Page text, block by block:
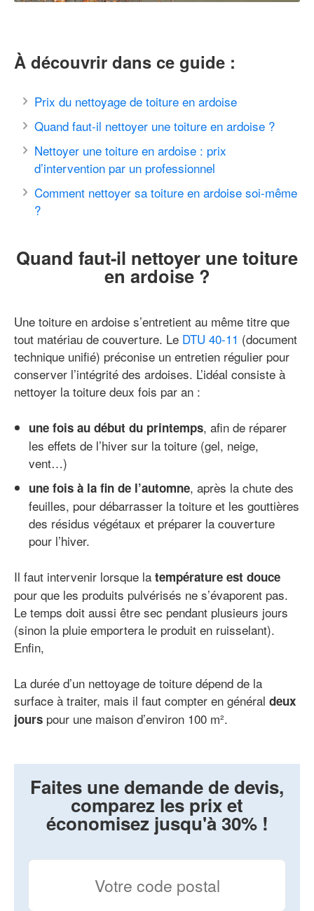
À découvrir dans ce guide :
Prix du nettoyage de toiture en ardoise
Quand faut-il nettoyer une toiture en ardoise ?
Nettoyer une toiture en ardoise : prix
d’intervention par un professionnel
Comment nettoyer sa toiture en ardoise soi-même
?
Quand faut-il nettoyer une toiture
en ardoise ?
Une toiture en ardoise s’entretient au même titre que
tout matériau de couverture. Le DTU 40-11 (document
technique unifié) préconise un entretien régulier pour
conserver l’intégrité des ardoises. L’idéal consiste à
nettoyer la toiture deux fois par an :
une fois au début du printemps, afin de réparer
les effets de l’hiver sur la toiture (gel, neige,
vent…)
une fois à la fin de l’automne, après la chute des
feuilles, pour débarrasser la toiture et les gouttières
des résidus végétaux et préparer la couverture
pour l’hiver.
Il faut intervenir lorsque la température est douce
pour que les produits pulvérisés ne s’évaporent pas.
Le temps doit aussi être sec pendant plusieurs jours
(sinon la pluie emportera le produit en ruisselant).
Enfin,
La durée d’un nettoyage de toiture dépend de la
surface à traiter, mais il faut compter en général deux
jours pour une maison d’environ 100 m².
Faites une demande de devis,
comparez les prix et
économisez jusqu'à 30% !